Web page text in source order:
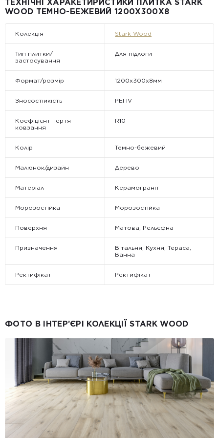
• Відвантаження здійснюється виключно у робочі дні. У суботу,
неділю та святкові дні замовлення не обробляються та не
ТЕХНІЧНІ ХАРАКЕТИРИСТИКИ ПЛИТКА STARK
WOOD ТЕМНО-БЕЖЕВИЙ 1200Х300Х8
Колекція Stark Wood
Тип плитки/
застосування
Для підлоги
Формат/розмір 1200х300х8мм
Зносостійкість PEI IV
Коефіцієнт тертя
ковзання
R10
Колір Темно-бежевий
Малюнок/дизайн Дерево
Матеріал Керамограніт
Морозостійка Морозостійка
Поверхня Матова, Рельєфна
Призначення
Вітальня, Кухня, Тераса,
Ванна
Ректифікат Ректифікат
ФОТО В ІНТЕР’ЄРІ КОЛЕКЦІЇ STARK WOOD